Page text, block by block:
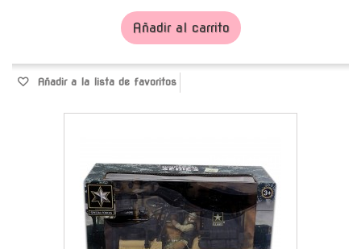
Añadir al carrito
Añadir a la lista de favoritos